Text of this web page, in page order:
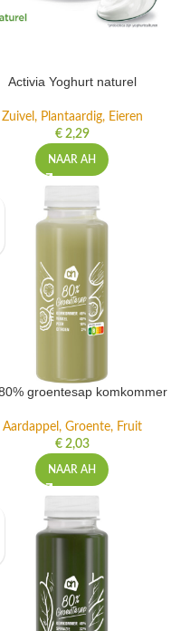
Activia Yoghurt naturel
Zuivel, Plantaardig, Eieren
€2,29
NAAR AH
groentesap komkommer
Aardappel, Groente, Fruit
€2,03
NAAR AH